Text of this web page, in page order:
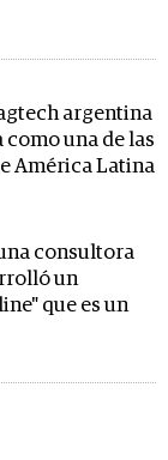
argentina
una de las
América Latina
consultora
un
que es un